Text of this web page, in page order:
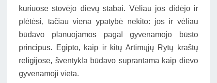
kuriuose stovėjo dievų stabai. Vėliau jos didėjo ir
plėtėsi, tačiau viena ypatybė nekito: jos ir vėliau
būdavo planuojamos pagal gyvenamojo būsto
principus. Egipto, kaip ir kitų Artimųjų Rytų kraštų
religijose, šventykla būdavo suprantama kaip dievo
gyvenamoji vieta.